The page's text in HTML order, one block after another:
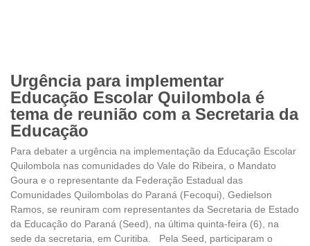
Urgência para implementar
Educação Escolar Quilombola é
tema de reunião com a Secretaria da
Educação
Para debater a urgência na implementação da Educação Escolar
Quilombola nas comunidades do Vale do Ribeira, o Mandato
Goura e o representante da Federação Estadual das
Comunidades Quilombolas do Paraná (Fecoqui), Gedielson
Ramos, se reuniram com representantes da Secretaria de Estado
da Educação do Paraná (Seed), na última quinta-feira (6), na
sede da secretaria, em Curitiba. Pela Seed, participaram o